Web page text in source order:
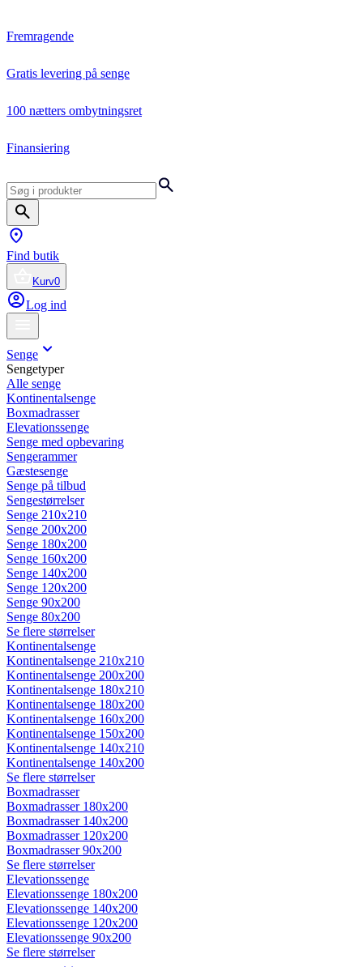
Fremragende
Gratis levering på senge
100 nætters ombytningsret
Finansiering
Find butik
Kurv0
Log ind
Senge
Sengetyper
Alle senge
Kontinentalsenge
Boxmadrasser
Elevationssenge
Senge med opbevaring
Sengerammer
Gæstesenge
Senge på tilbud
Sengestørrelser
Senge 210x210
Senge 200x200
Senge 180x200
Senge 160x200
Senge 140x200
Senge 120x200
Senge 90x200
Senge 80x200
Se flere størrelser
Kontinentalsenge
Kontinentalsenge 210x210
Kontinentalsenge 200x200
Kontinentalsenge 180x210
Kontinentalsenge 180x200
Kontinentalsenge 160x200
Kontinentalsenge 150x200
Kontinentalsenge 140x210
Kontinentalsenge 140x200
Se flere størrelser
Boxmadrasser
Boxmadrasser 180x200
Boxmadrasser 140x200
Boxmadrasser 120x200
Boxmadrasser 90x200
Se flere størrelser
Elevationssenge
Elevationssenge 180x200
Elevationssenge 140x200
Elevationssenge 120x200
Elevationssenge 90x200
Se flere størrelser